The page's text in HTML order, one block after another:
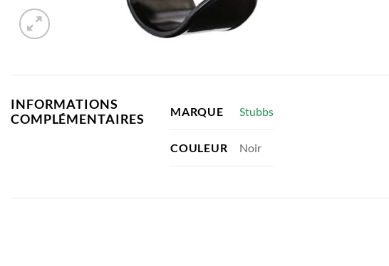
INFORMATIONS
COMPLÉMENTAIRES
MARQUE Stubbs
COULEUR Noir